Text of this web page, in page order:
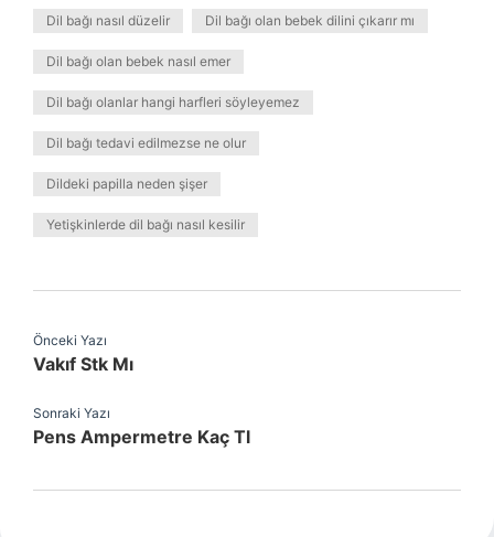
Dil bağı nasıl düzelir Dil bağı olan bebek dilini çıkarır mı
Dil bağı olan bebek nasıl emer
Dil bağı olanlar hangi harfleri söyleyemez
Dil bağı tedavi edilmezse ne olur
Dildeki papilla neden şişer
Yetişkinlerde dil bağı nasıl kesilir
Önceki Yazı
Vakıf Stk Mı
Sonraki Yazı
Pens Ampermetre Kaç Tl